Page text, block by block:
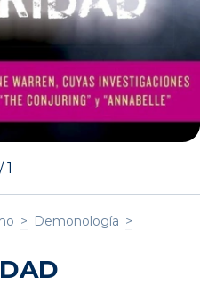
/1
> Demonología >